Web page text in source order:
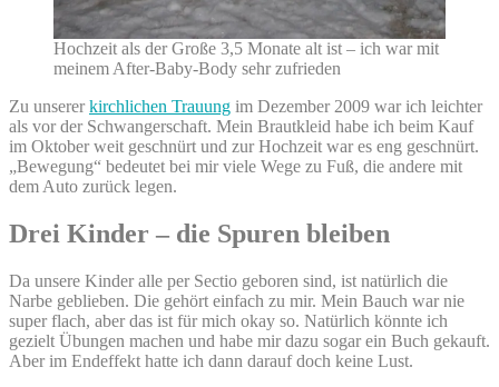
Hochzeit als der Große 3,5 Monate alt ist – ich war mit
meinem After-Baby-Body sehr zufrieden
Zu unsererkirchlichen Trauung im Dezember 2009 war ich leichter
als vor der Schwangerschaft. Mein Brautkleid habe ich beim Kauf
im Oktober weit geschnürt und zur Hochzeit war es eng geschnürt.
„Bewegung“ bedeutet bei mir viele Wege zu Fuß, die andere mit
dem Auto zurück legen.
Drei Kinder – die Spuren bleiben
Da unsere Kinder alle per Sectio geboren sind, ist natürlich die
Narbe geblieben. Die gehört einfach zu mir. Mein Bauch war nie
super flach, aber das ist für mich okay so. Natürlich könnte ich
gezielt Übungen machen und habe mir dazu sogar ein Buch gekauft.
Aber im Endeffekt hatte ich dann darauf doch keine Lust.